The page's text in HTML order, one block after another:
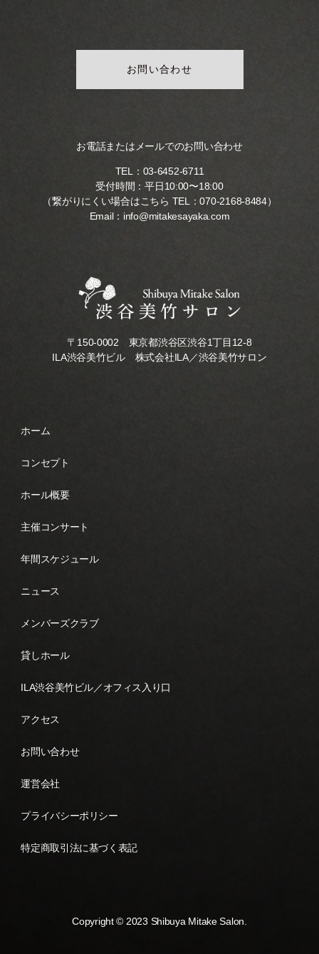
お問い合わせ
お電話またはメールでのお問い合わせ
TEL： 03-6452-6711
受付時間：平日10:00〜18:00
（繋がりにくい場合はこちら TEL：070-2168-8484）
Email： info@mitakesayaka.com
〒150-0002 東京都渋谷区渋谷1丁目12-8
ILA渋谷美竹ビル 株式会社ILA／渋谷美竹サロン
ホーム
コンセプト
ホール概要
主催コンサート
年間スケジュール
ニュース
メンバーズクラブ
貸しホール
ILA渋谷美竹ビル／オフィス入り口
アクセス
お問い合わせ
運営会社
プライバシーポリシー
特定商取引法に基づく表記
Copyright © 2023 Shibuya Mitake Salon.